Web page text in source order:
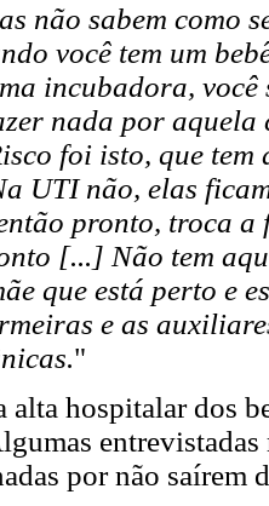
não sabem como
você tem um
incubadora, você
nada por
foi isto, que
UTI não, elas
pronto, troca
[...] Não tem
que está perto e
e as
"
alta hospitalar dos
por não saírem